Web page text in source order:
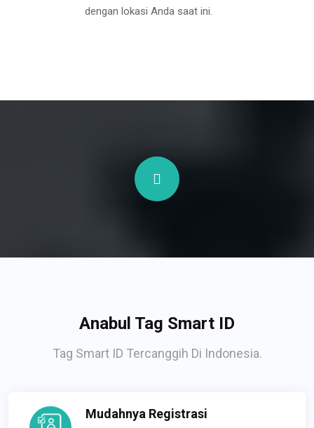
dengan lokasi Anda saat ini.
Anabul Tag Smart ID
Tag Smart ID Tercanggih Di Indonesia.
Mudahnya Registrasi